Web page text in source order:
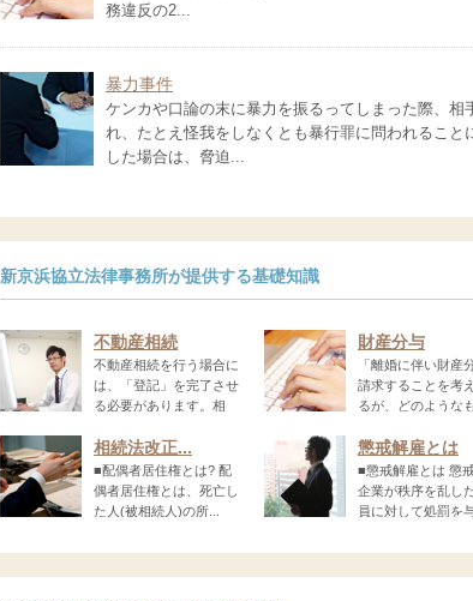
務違反の2...
暴力事件
ケンカや口論の末に暴力を振るってしまった際、
れ、たとえ怪我をしなくとも暴行罪に問われるこ
した場合は、脅迫...
新京浜協立法律事務所が提供する基礎知識
不動産相続
不動産相続を行う場合に
は、「登記」を完了させ
る必要があります。相
財産分与
「離婚に伴い財産
請求することを考
るが、どのような
相続法改正...
■配偶者居住権とは? 配
偶者居住権とは、死亡し
た人(被相続人)の所...
懲戒解雇とは
■懲戒解雇とは 懲
企業が秩序を乱し
員に対して処罰を